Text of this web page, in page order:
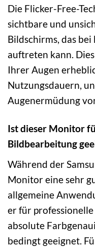
Die Flicker-Free-
sichtbare und
Bildschirms, das
auftreten kann.
Ihrer Augen
Nutzungsdauern,
Augenermüdung
Ist dieser Monitor
Bildbearbeitung
Während der
Monitor eine sehr
allgemeine
er für
absolute
bedingt geeignet.